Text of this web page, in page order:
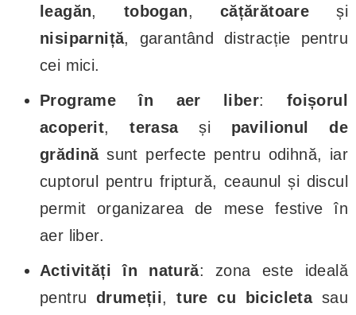
leagăn, tobogan, cățărătoare și
nisiparniță, garantând distracție pentru
cei mici.
Programe în aer liber: foișorul
acoperit,terasași pavilionul de
grădinăsunt perfecte pentru odihnă, iar
cuptorul pentru friptură, ceaunul și discul
permit organizarea de mese festive în
aer liber.
Activități în natură: zona este ideală
pentru drumeții,ture cu bicicletasau